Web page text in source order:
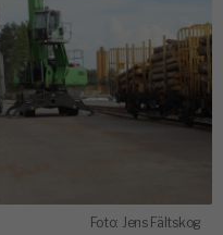
Foto: Jens Fältskog